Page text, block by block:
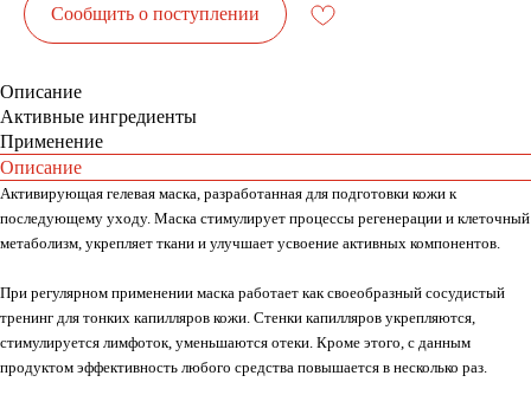
Сообщить о поступлении
Описание
Активные ингредиенты
Применение
Описание
Активирующая гелевая маска, разработанная для подготовки кожи к
последующему уходу. Маска стимулирует процессы регенерации и клеточный
метаболизм, укрепляет ткани и улучшает усвоение активных компонентов.
При регулярном применении маска работает как своеобразный сосудистый
тренинг для тонких капилляров кожи. Стенки капилляров укрепляются,
стимулируется лимфоток, уменьшаются отеки. Кроме этого, с данным
продуктом эффективность любого средства повышается в несколько раз.